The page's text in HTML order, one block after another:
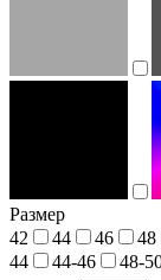
Размер
42
44 46 48
44
44-46 48-